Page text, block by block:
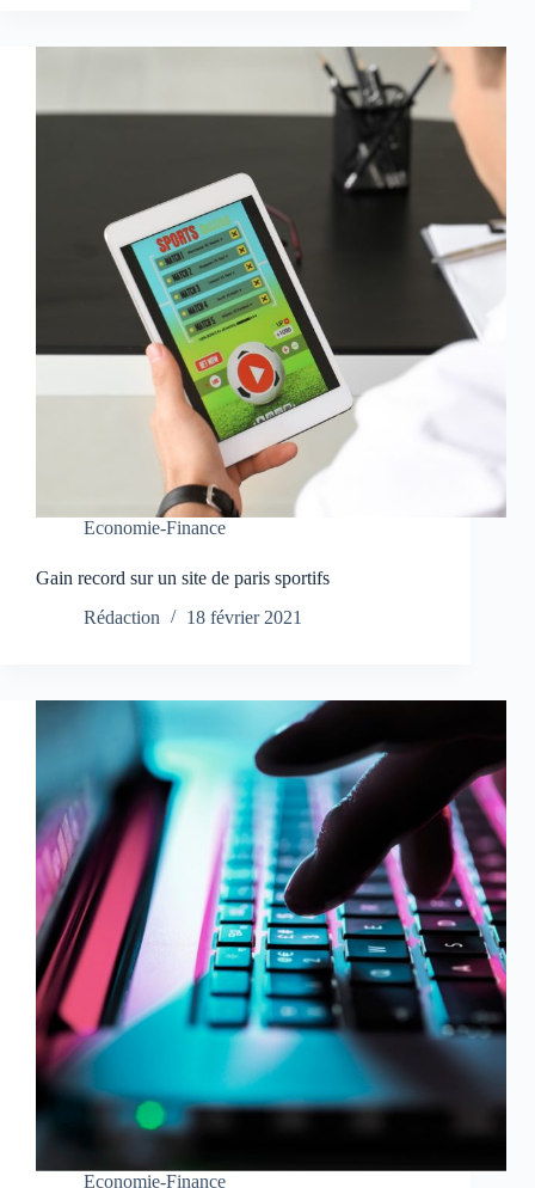
Economie-Finance
Gain record sur un site de paris sportifs
Rédaction
18 février 2021
Economie-Finance